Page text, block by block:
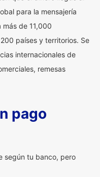
para la mensajería
más de 11,000
países y territorios. Se
internacionales de
remesas
pago
según tu banco, pero